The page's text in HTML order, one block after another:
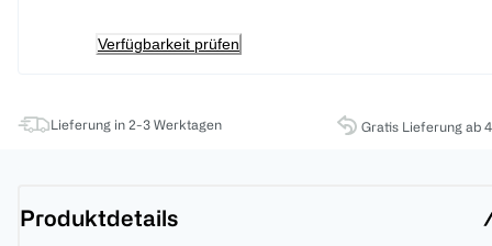
Verfügbarkeit prüfen
Lieferung in 2-3 Werktagen Gratis Lieferung ab
Produktdetails